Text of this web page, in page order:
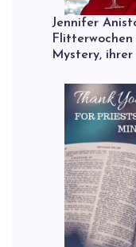
Jennifer
Mystery,